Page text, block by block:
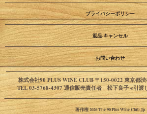
プライバシーポリシー
返品·キャンセル
お問い合わせ
株式会社90 PLUS WINE CLUB 〒150-0022 東京都
TEL 03-5768-4307 通信販売責任者 松下良子 ※引渡
著作権 2026 The 90 Plus Wine Club Jp